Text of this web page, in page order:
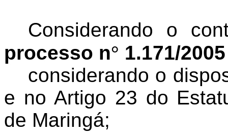
Considerando o
processo n° 1.171/
considerando o
e no Artigo 23 do
de Maringá;